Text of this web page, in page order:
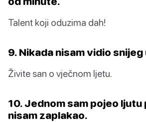
Talent koji oduzima dah!
9. Nikada nisam vidio
Živite san o vječnom ljetu.
10. Jednom sam pojeo ljutu
nisam zaplakao.